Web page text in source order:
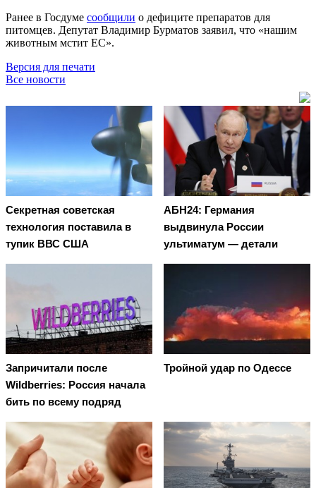
Ранее в Госдуме сообщили о дефиците препаратов для
питомцев. Депутат Владимир Бурматов заявил, что «нашим
животным мстит ЕС».
Версия для печати
Все новости
Секретная советская
технология поставила в
тупик ВВС США
АБН24: Германия
выдвинула России
ультиматум — детали
Запричитали после
Wildberries: Россия начала
бить по всему подряд
Тройной удар по Одессe